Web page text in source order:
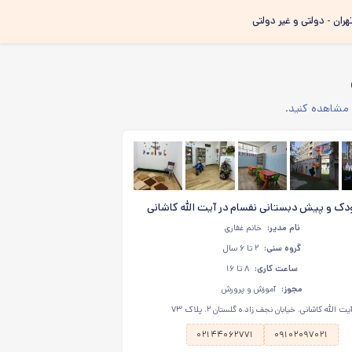
- دولتی و غیر دولتی
مشاهده کنید.
و پیش دبستانی نفسام در آیت الله کاشانی
نام مدیر: خانم غفاری
گروه سنی: ۲ تا ۶ سال
ساعت کاری: ۸ تا ۱۶
مجوز: آموزش و پرورش
آیت الله کاشانی، خیابان نجف زاد،ه گلستان ۲، پلاک ۷۳
۰۹۱۰۲۰۹۷۰۲۱
۰۲۱۴۴۰۶۲۷۷۱